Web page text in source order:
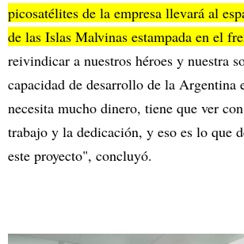
picosatélites de la empresa llevará al
de las Islas Malvinas estampada en el
reivindicar a nuestros héroes y nuestra
capacidad de desarrollo de la Argentina
necesita mucho dinero, tiene que ver
trabajo y la dedicación, y eso es lo que
este proyecto", concluyó.